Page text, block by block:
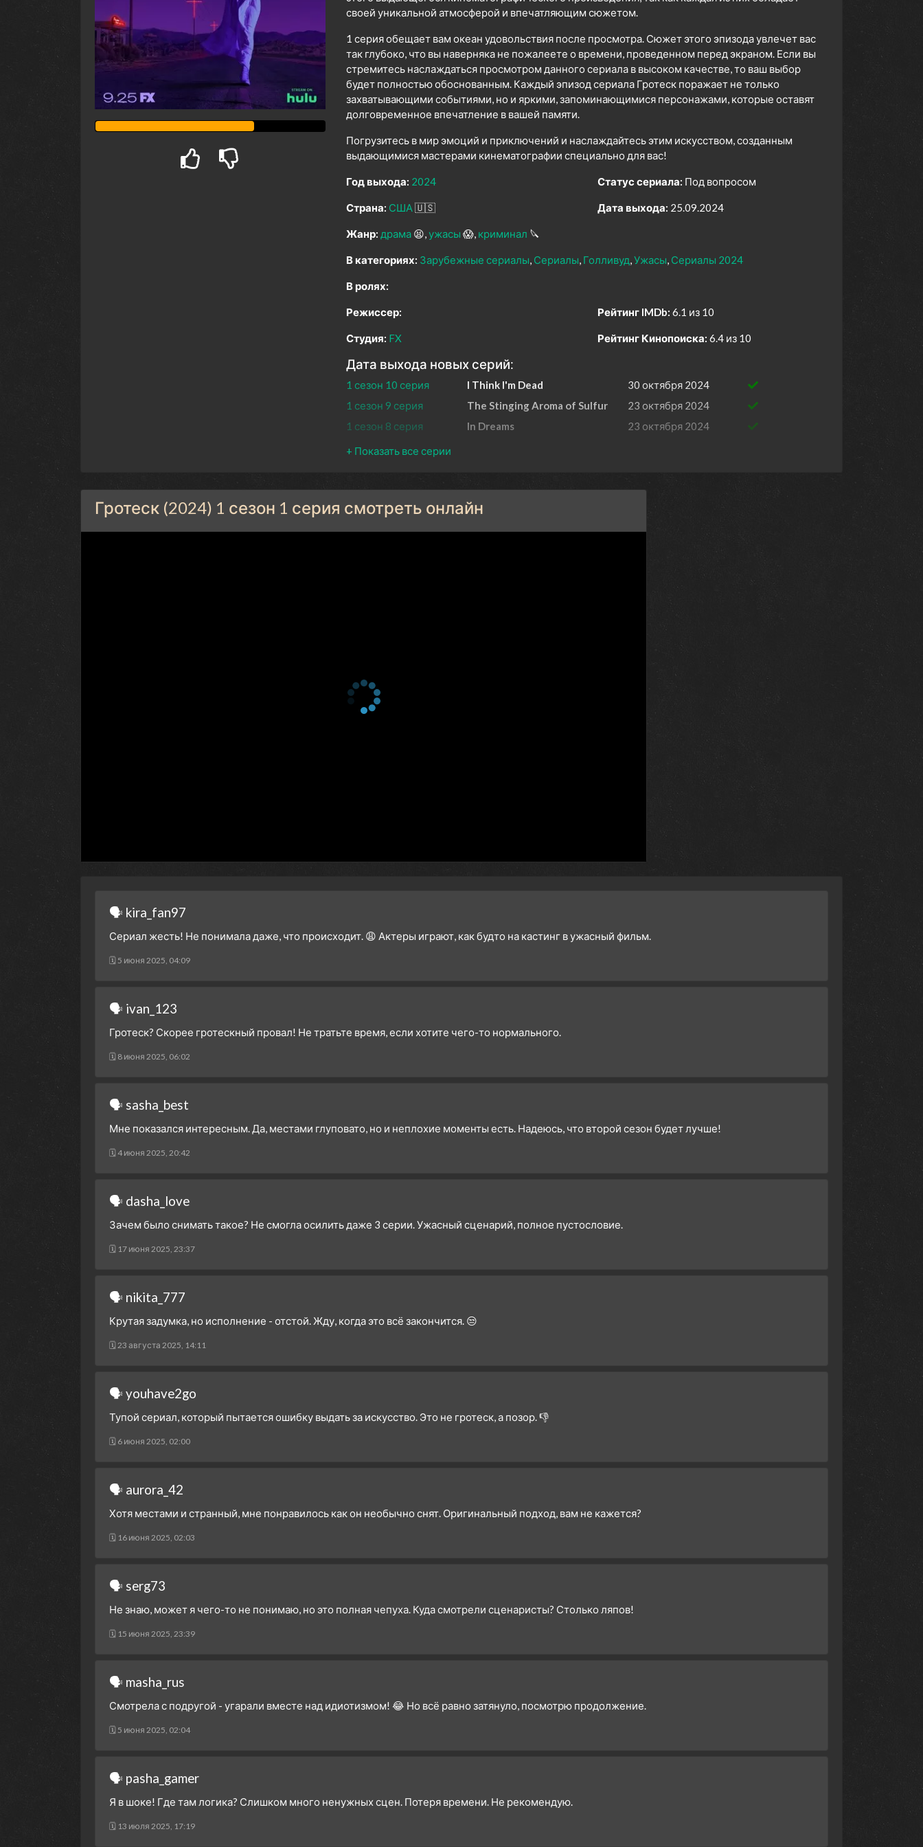
своей уникальной атмосферой и впечатляющим сюжетом.
1 серия обещает вам океан удовольствия после просмотра. Сюжет этого эпизода увлечет вас
так глубоко, что вы наверняка не пожалеете о времени, проведенном перед экраном. Если вы
стремитесь наслаждаться просмотром данного сериала в высоком качестве, то ваш выбор
будет полностью обоснованным. Каждый эпизод сериала Гротеск поражает не только
захватывающими событиями, но и яркими, запоминающимися персонажами, которые оставят
долговременное впечатление в вашей памяти.
Погрузитесь в мир эмоций и приключений и наслаждайтесь этим искусством, созданным
выдающимися мастерами кинематографии специально для вас!
Год выхода: 2024
Страна: США🇺🇸
Жанр: драма 😫 ужасы 😱 криминал 🔪
Статус сериала: Под вопросом
Дата выхода: 25.09.2024
В категориях: Зарубежные сериалы Сериалы Голливуд Ужасы Сериалы 2024
В ролях:
Режиссер:
Студия: FX
Рейтинг IMDb: 6.1 из 10
Рейтинг Кинопоиска: 6.4 из 10
Дата выхода новых серий:
1 сезон 10 серия I Think I'm Dead
30 октября 2024
1 сезон 9 серия
The Stinging Aroma of Sulfur
23 октября 2024
1 сезон 8 серия
In Dreams
23 октября 2024
1 сезон 7 серия
1 сезон 5 серия
Red Haze
9 октября 2024
1 сезон 4 серия
Coordinates
1 сезон 3 серия
The Bender
2 октября 2024
Гротеск (2024) 1 сезон 1 серия смотреть онлайн
🗣 kira_fan97
Сериал жесть! Не понимала даже, что происходит. 😩 Актеры играют, как будто на кастинг в ужасный фильм.
🗓 5 июня 2025, 04:09
🗣 ivan_123
Гротеск? Скорее гротескный провал! Не тратьте время, если хотите чего-то нормального.
🗓 8 июня 2025, 06:02
🗣 sasha_best
Мне показался интересным. Да, местами глуповато, но и неплохие моменты есть. Надеюсь, что второй сезон будет лучше!
🗓 4 июня 2025, 20:42
🗣 dasha_love
Зачем было снимать такое? Не смогла осилить даже 3 серии. Ужасный сценарий, полное пустословие.
🗓 17 июня 2025, 23:37
🗣 nikita_777
Крутая задумка, но исполнение - отстой. Жду, когда это всё закончится. 😒
🗓 23 августа 2025, 14:11
🗣 youhave2go
Тупой сериал, который пытается ошибку выдать за искусство. Это не гротеск, а позор. 👎
🗓 6 июня 2025, 02:00
🗣 aurora_42
Хотя местами и странный, мне понравилось как он необычно снят. Оригинальный подход, вам не кажется?
🗓 16 июня 2025, 02:03
🗣 serg73
Не знаю, может я чего-то не понимаю, но это полная чепуха. Куда смотрели сценаристы? Столько ляпов!
🗓 15 июня 2025, 23:39
🗣 masha_rus
Смотрела с подругой - угарали вместе над идиотизмом! 😂 Но всё равно затянуло, посмотрю продолжение.
🗓 5 июня 2025, 02:04
🗣 pasha_gamer
Я в шоке! Где там логика? Слишком много ненужных сцен. Потеря времени. Не рекомендую.
🗓 13 июля 2025, 17:19